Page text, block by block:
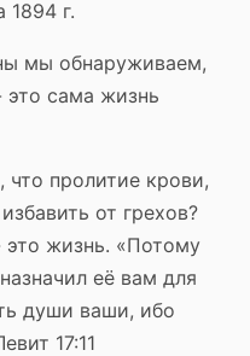
1894 г.
мы обнаруживаем,
это сама жизнь
пролитие крови,
от грехов?
это жизнь. «Потому
её вам для
души ваши, ибо
17:11